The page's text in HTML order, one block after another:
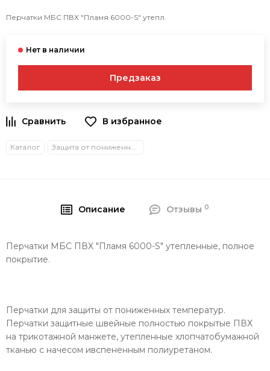
Перчатки МБС ПВХ "Пламя 6000-S" утепл.
Предзаказ
В избранное
Каталог Защита от пониженных температур
Описание Отзывы 0
Перчатки МБС ПВХ "Пламя 6000-S" утепленные, полное
покрытие.
Перчатки для защиты от пониженных температур.
Перчатки защитные швейные полностью покрытые ПВХ
на трикотажной манжете, утепленные хлопчатобумажной
тканью с начесом ивспененным полиуретаном.